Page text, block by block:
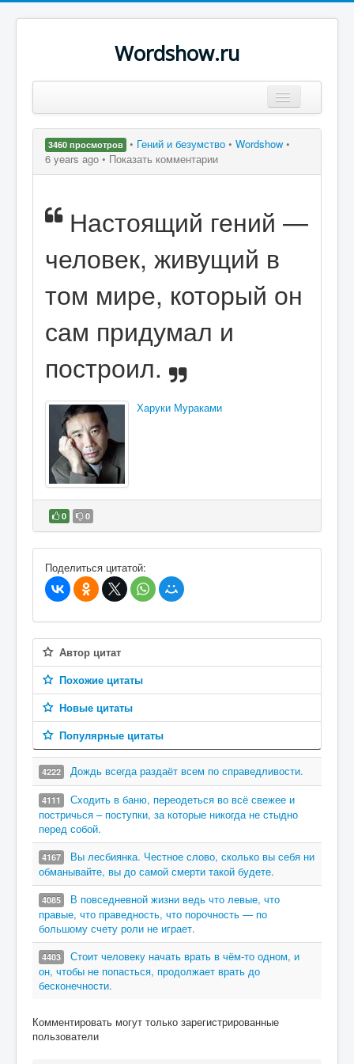
Wordshow.ru
Популярные цитаты
Поиск
3460 просмотров • Гений и безумство • Wordshow •
6 years ago • Показать комментарии
Настоящий гений —
человек, живущий в
том мире, который он
сам придумал и
построил.
Харуки Мураками
0 0
В избранное
Поделиться цитатой:
Автор цитат
Похожие цитаты
Новые цитаты
Популярные цитаты
4222 Дождь всегда раздаёт всем по справедливости.
4111
Сходить в баню, переодеться во всё свежее и
постричься – поступки, за которые никогда не стыдно
перед собой.
4167
Вы лесбиянка. Честное слово, сколько вы себя ни
обманывайте, вы до самой смерти такой будете.
4085
В повседневной жизни ведь что левые, что
правые, что праведность, что порочность — по
большому счету роли не играет.
4403
Стоит человеку начать врать в чём-то одном, и
он, чтобы не попасться, продолжает врать до
бесконечности.
Комментировать могут только зарегистрированные
пользователи